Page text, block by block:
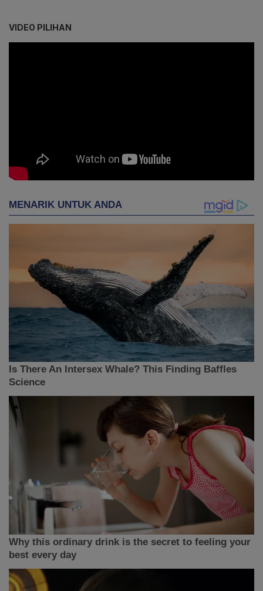
VIDEO PILIHAN